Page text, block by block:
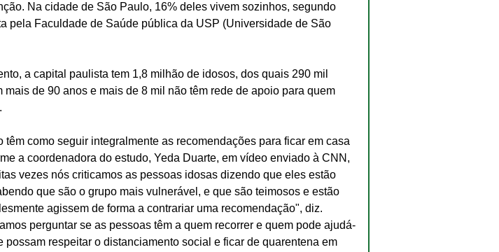
Na cidade de São Paulo, 16% deles vivem sozinhos, segundo
pela Faculdade de Saúde pública da USP (Universidade de São
a capital paulista tem 1,8 milhão de idosos, dos quais 290 mil
mais de 90 anos e mais de 8 mil não têm rede de apoio para quem
têm como seguir integralmente as recomendações para ficar em casa
a coordenadora do estudo, Yeda Duarte, em vídeo enviado à CNN,
vezes nós criticamos as pessoas idosas dizendo que eles estão
que são o grupo mais vulnerável, e que são teimosos e estão
agissem de forma a contrariar uma recomendação", diz.
perguntar se as pessoas têm a quem recorrer e quem pode ajudá-
possam respeitar o distanciamento social e ficar de quarentena em